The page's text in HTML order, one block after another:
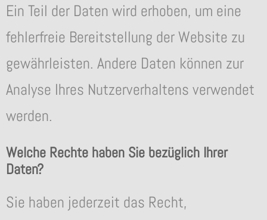
Ein Teil der Daten wird erhoben, um eine
fehlerfreie Bereitstellung der Website zu
gewährleisten. Andere Daten können zur
Analyse Ihres Nutzerverhaltens verwendet
werden.
Welche Rechte haben Sie bezüglich Ihrer
Daten?
Sie haben jederzeit das Recht,